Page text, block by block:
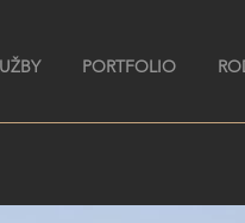
PORTFOLIO